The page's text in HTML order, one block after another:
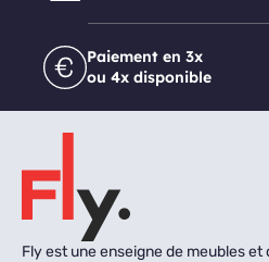
Paiement en 3x
ou 4x disponible
Fly est une enseigne de meubles